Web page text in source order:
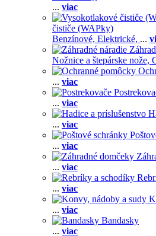
... viac
čističe (WAPky)
Benzínové, Elektrické, ...
Nožnice a štepárske nože,
... viac
... viac
... viac
... viac
... viac
... viac
... viac
Bandasky
... viac